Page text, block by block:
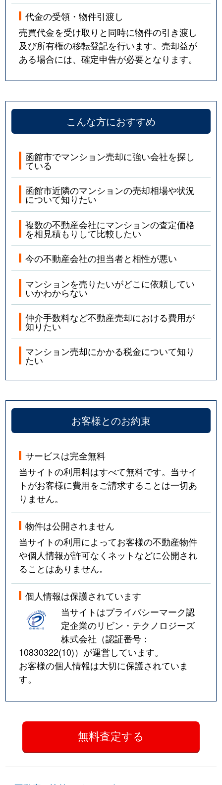
代金の受領・物件引渡し
売買代金を受け取りと同時に物件の引き渡し
及び所有権の移転登記を行います。売却益が
ある場合には、確定申告が必要となります。
こんな方におすすめ
函館市でマンション売却に強い会社を探し
ている
函館市近隣のマンションの売却相場や状況
について知りたい
複数の不動産会社にマンションの査定価格
を相見積もりして比較したい
今の不動産会社の担当者と相性が悪い
マンションを売りたいがどこに依頼してい
いかわからない
仲介手数料など不動産売却における費用が
知りたい
マンション売却にかかる税金について知り
たい
お客様とのお約束
サービスは完全無料
当サイトの利用料はすべて無料です。当サイ
トがお客様に費用をご請求することは一切あ
りません。
物件は公開されません
当サイトの利用によってお客様の不動産物件
や個人情報が許可なくネットなどに公開され
ることはありません。
個人情報は保護されています
当サイトはプライバシーマーク認
定企業のリビン・テクノロジーズ
株式会社（認証番号：
10830322(10)）が運営しています。
お客様の個人情報は大切に保護されていま
す。